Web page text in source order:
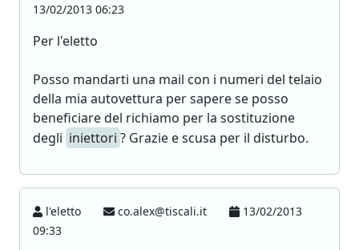
13/02/2013 06:23
Per l'eletto
Posso mandarti una mail con i numeri del telaio
della mia autovettura per sapere se posso
beneficiare del richiamo per la sostituzione
degli iniettori ? Grazie e scusa per il disturbo.
l'eletto co.alex@tiscali.it
13/02/2013
09:33